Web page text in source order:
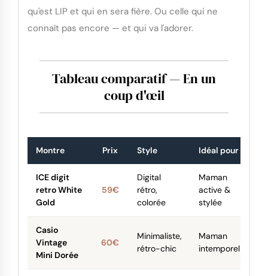
qu'est LIP et qui en sera fière. Ou celle qui ne
connaît pas encore — et qui va l'adorer.
Tableau comparatif — En un
coup d'œil
Montre Prix Style Idéal pour
ICE digit
retro White
Gold
59€
Digital
rétro,
colorée
Maman
active &
stylée
Casio
Vintage
Mini Dorée
60€
Minimaliste,
rétro-chic
Maman
intemporelle